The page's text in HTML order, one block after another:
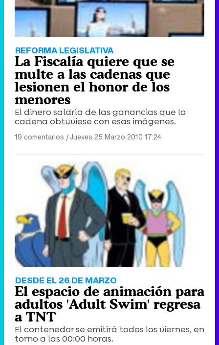
REFORMA LEGISLATIVA
La Fiscalía quiere que se
multe a las cadenas que
lesionen el honor de los
menores
El dinero saldría de las ganancias que la
cadena obtuviese con esas imágenes.
19 comentarios |Jueves 25 Marzo 2010 17:24
DESDE EL 26 DE MARZO
El espacio de animación para
adultos 'Adult Swim' regresa
a TNT
El contenedor se emitirá todos los viernes, en
torno a las 00:00 horas.